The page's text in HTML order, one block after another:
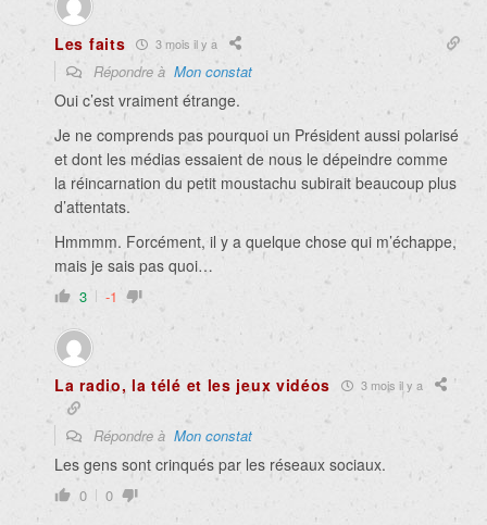
Les faits 3 mois il y a
Répondre à Mon constat
Oui c’est vraiment étrange.
Je ne comprends pas pourquoi un Président aussi polarisé
et dont les médias essaient de nous le dépeindre comme
la réincarnation du petit moustachu subirait beaucoup plus
d’attentats.
Hmmmm. Forcément, il y a quelque chose qui m’échappe,
mais je sais pas quoi…
3 -1
La radio, la télé et les jeux vidéos 3 mois il y a
Répondre à Mon constat
Les gens sont crinqués par les réseaux sociaux.
0 0